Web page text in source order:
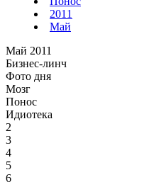
2011
Май
Май 2011
Бизнес-линч
Фото дня
Мозг
Понос
Идиотека
2
3
4
5
6